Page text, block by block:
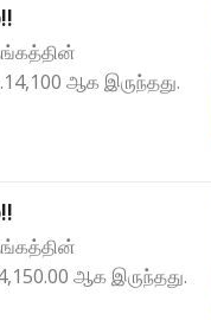
ஆக இருந்தது.
ஆக இருந்தது.